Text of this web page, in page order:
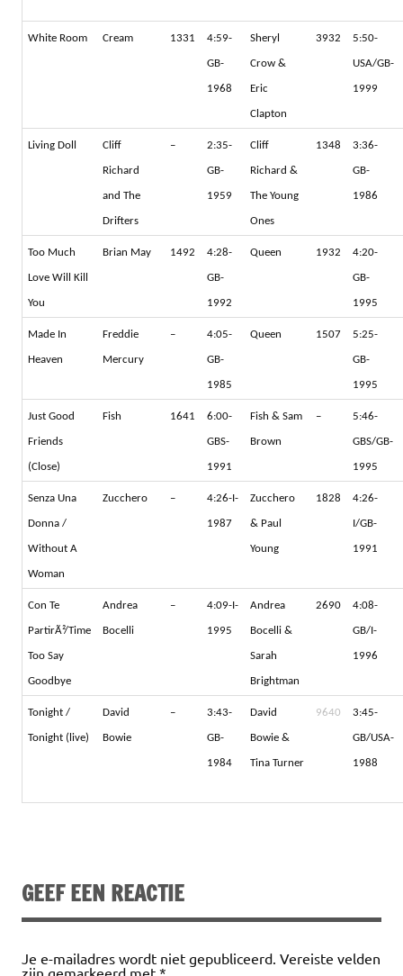
White Room Cream 1331 4:59-
GB-
1968
Sheryl
Crow &
Eric
Clapton
3932 5:50-
USA/GB-
1999
Living Doll Cliff
Richard
and The
Drifters
– 2:35-
GB-
1959
Cliff
Richard &
The Young
Ones
1348 3:36-
GB-
1986
Too Much
Love Will Kill
You
Brian May 1492 4:28-
GB-
1992
Queen 1932 4:20-
GB-
1995
Made In
Heaven
Freddie
Mercury
– 4:05-
GB-
1985
Queen 1507 5:25-
GB-
1995
Just Good
Friends
(Close)
Fish 1641 6:00-
GBS-
1991
Fish & Sam
Brown
– 5:46-
GBS/GB-
1995
Senza Una
Donna /
Without A
Woman
Zucchero – 4:26-I-
1987
Zucchero
& Paul
Young
1828 4:26-
I/GB-
1991
Con Te
PartirÃ²/Time
Too Say
Goodbye
Andrea
Bocelli
– 4:09-I-
1995
Andrea
Bocelli &
Sarah
Brightman
2690 4:08-
GB/I-
1996
Tonight /
Tonight (live)
David
Bowie
– 3:43-
GB-
1984
David
Bowie &
Tina Turner
9640 3:45-
GB/USA-
1988
GEEF EEN REACTIE
Je e-mailadres wordt niet gepubliceerd. Vereiste velden